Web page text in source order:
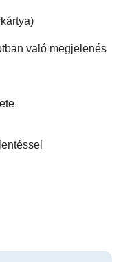
való megjelenés